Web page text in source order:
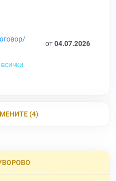
от04.07.2026
(4)